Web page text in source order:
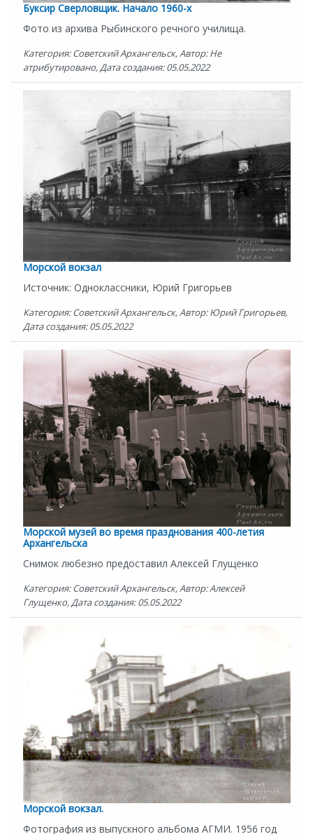
Буксир Сверловщик. Начало 1960-х
Фото из архива Рыбинского речного училища.
Категория: Советский Архангельск, Автор: Не
атрибутировано, Дата создания: 05.05.2022
Морской вокзал
Источник: Одноклассники, Юрий Григорьев
Категория: Советский Архангельск, Автор: Юрий Григорьев,
Дата создания: 05.05.2022
Морской музей во время празднования 400-летия
Архангельска
Снимок любезно предоставил Алексей Глущенко
Категория: Советский Архангельск, Автор: Алексей
Глущенко, Дата создания: 05.05.2022
Морской вокзал.
Фотография из выпускного альбома АГМИ. 1956 год